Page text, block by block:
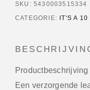
SKU: 5430003515334
CATEGORIE: IT'S A 10
Productbeschrijving
Een verzorgende